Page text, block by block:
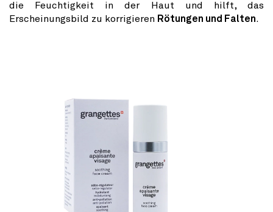
die Feuchtigkeit in der Haut und hilft, das
Erscheinungsbild zu korrigieren Rötungen und Falten.